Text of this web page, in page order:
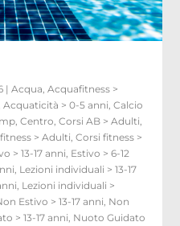
|Acqua ,Acquafitness >
,Acquaticità > 0-5 anni ,Calcio
,Centro ,Corsi AB > Adulti
> Adulti ,Corsi fitness >
> 13-17 anni Estivo > 6-12
Lezioni individuali > 13-17
Lezioni individuali >
Estivo > 13-17 anni Non
> 13-17 anni Nuoto Guidato